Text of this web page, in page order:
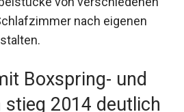
nach eigenen
Boxspring- und
2014 deutlich